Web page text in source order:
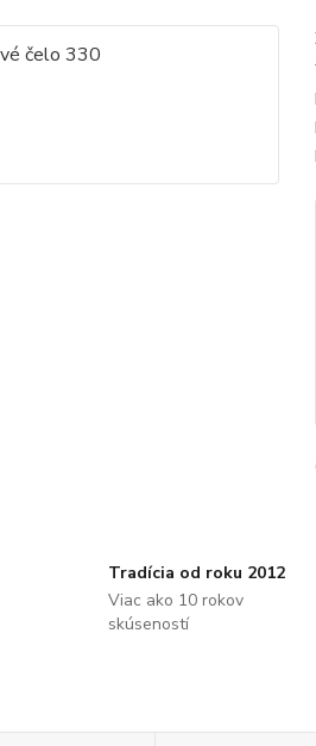
Tradícia od roku 2012
Viac ako 10 rokov
skúseností